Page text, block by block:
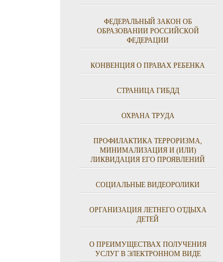
ФЕДЕРАЛЬНЫЙ ЗАКОН ОБ
ОБРАЗОВАНИИ РОССИЙСКОЙ
ФЕДЕРАЦИИ
КОНВЕНЦИЯ О ПРАВАХ РЕБЕНКА
СТРАНИЦА ГИБДД
ОХРАНА ТРУДА
ПРОФИЛАКТИКА ТЕРРОРИЗМА,
МИНИМАЛИЗАЦИЯ И (ИЛИ)
ЛИКВИДАЦИЯ ЕГО ПРОЯВЛЕНИЙ
СОЦИАЛЬНЫЕ ВИДЕОРОЛИКИ
ОРГАНИЗАЦИЯ ЛЕТНЕГО ОТДЫХА
ДЕТЕЙ
О ПРЕИМУЩЕСТВАХ ПОЛУЧЕНИЯ
УСЛУГ В ЭЛЕКТРОННОМ ВИДЕ